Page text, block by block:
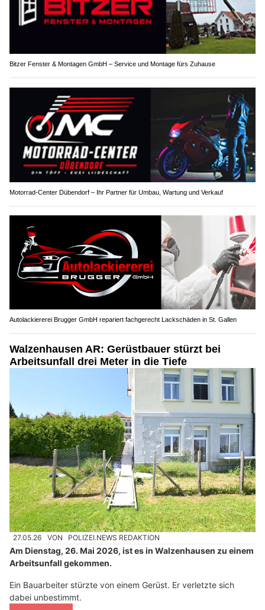
Bitzer Fenster & Montagen GmbH – Service und Montage fürs Zuhause
Motorrad-Center Dübendorf – Ihr Partner für Umbau, Wartung und Verkauf
Autolackiererei Brugger GmbH repariert fachgerecht Lackschäden in St. Gallen
Walzenhausen AR: Gerüstbauer stürzt bei
Arbeitsunfall drei Meter in die Tiefe
27.05.26 VON POLIZEI.NEWS REDAKTION
Am Dienstag, 26. Mai 2026, ist es in Walzenhausen zu einem
Arbeitsunfall gekommen.
Ein Bauarbeiter stürzte von einem Gerüst. Er verletzte sich
dabei unbestimmt.